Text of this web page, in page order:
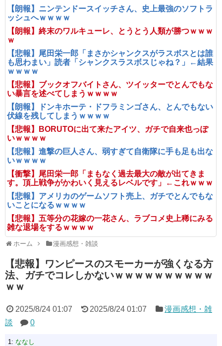
【朗報】ニンテンドースイッチさん、史上最強のソフトラ
ッシュへｗｗｗｗ
【朗報】終末のワルキューレ、とうとう人類が勝つｗｗｗ
ｗ
【悲報】尾田栄一郎「まさかシャンクスがラスボスとは誰
も思わまい」読者「シャンクスラスボスじゃね？」←結果
ｗｗｗｗ
【悲報】ブックオフバイトさん、ツイッターでとんでもな
い暴言を述べてしまうｗｗｗｗ
【朗報】ドンキホーテ・ドフラミンゴさん、とんでもない
伏線を残してしまうｗｗｗｗ
【悲報】BORUTOに出て来たアイツ、ガチで自来也っぽ
いｗｗｗｗ
【悲報】進撃の巨人さん、弱すぎて自衛隊に手も足も出な
いｗｗｗｗ
【衝撃】尾田栄一郎「まもなく過去最大の敵が出てきま
す。頂上戦争がかわいく見えるレベルです」←これｗｗｗ
【悲報】アメリカのゲームソフト売上、ガチでとんでもな
いことになるｗｗｗｗ
【悲報】五等分の花嫁の一花さん、ラブコメ史上稀にみる
雑な退場をするｗｗｗｗ
ホーム 漫画感想・雑談
【悲報】ワンピースのスモーカーが強くなる方
法、ガチでコレしかないｗｗｗｗｗｗｗｗｗｗ
ｗｗ
2025/8/24 01:07 2025/8/24 01:07
漫画感想・雑
談
0
1: ななし